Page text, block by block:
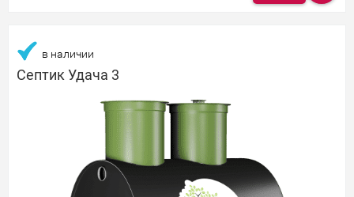
в наличии
Септик Удача 3